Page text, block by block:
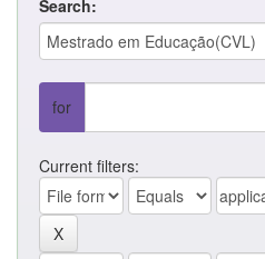
Search:
for
Current filters: